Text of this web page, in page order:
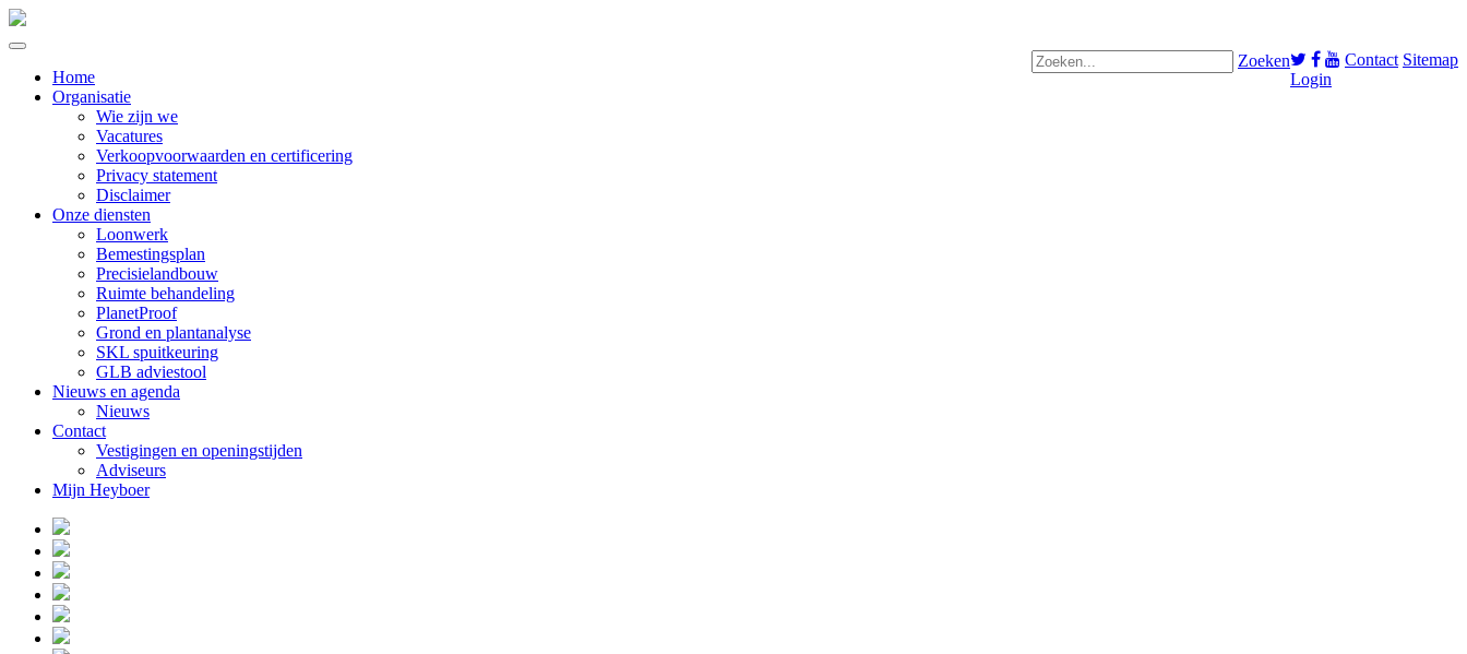
Contact Sitemap
Login
Zoeken
Home
Organisatie
Wie zijn we
Vacatures
Verkoopvoorwaarden en certificering
Privacy statement
Disclaimer
Onze diensten
Loonwerk
Bemestingsplan
Precisielandbouw
Ruimte behandeling
PlanetProof
Grond en plantanalyse
SKL spuitkeuring
GLB adviestool
Nieuws en agenda
Nieuws
Contact
Vestigingen en openingstijden
Adviseurs
Mijn Heyboer